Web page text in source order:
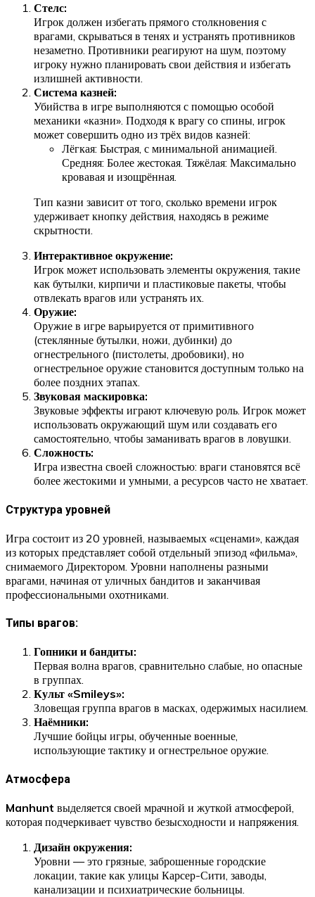
Стелс:
Игрок должен избегать прямого столкновения с
врагами, скрываться в тенях и устранять противников
незаметно. Противники реагируют на шум, поэтому
игроку нужно планировать свои действия и избегать
излишней активности.
Система казней:
Убийства в игре выполняются с помощью особой
механики «казни». Подходя к врагу со спины, игрок
может совершить одно из трёх видов казней:
Лёгкая: Быстрая, с минимальной анимацией.
Средняя: Более жестокая. Тяжёлая: Максимально
кровавая и изощрённая.
Тип казни зависит от того, сколько времени игрок
удерживает кнопку действия, находясь в режиме
скрытности.
Интерактивное окружение:
Игрок может использовать элементы окружения, такие
как бутылки, кирпичи и пластиковые пакеты, чтобы
отвлекать врагов или устранять их.
Оружие:
Оружие в игре варьируется от примитивного
(стеклянные бутылки, ножи, дубинки) до
огнестрельного (пистолеты, дробовики), но
огнестрельное оружие становится доступным только на
более поздних этапах.
Звуковая маскировка:
Звуковые эффекты играют ключевую роль. Игрок может
использовать окружающий шум или создавать его
самостоятельно, чтобы заманивать врагов в ловушки.
Сложность:
Игра известна своей сложностью: враги становятся всё
более жестокими и умными, а ресурсов часто не хватает.
Структура уровней
Игра состоит из 20 уровней, называемых «сценами», каждая
из которых представляет собой отдельный эпизод «фильма»,
снимаемого Директором. Уровни наполнены разными
врагами, начиная от уличных бандитов и заканчивая
профессиональными охотниками.
Типы врагов:
Гопники и бандиты:
Первая волна врагов, сравнительно слабые, но опасные
в группах.
Культ «Smileys»:
Зловещая группа врагов в масках, одержимых насилием.
Наёмники:
Лучшие бойцы игры, обученные военные,
использующие тактику и огнестрельное оружие.
Атмосфера
Manhunt выделяется своей мрачной и жуткой атмосферой,
которая подчеркивает чувство безысходности и напряжения.
Дизайн окружения:
Уровни — это грязные, заброшенные городские
локации, такие как улицы Карсер-Сити, заводы,
канализации и психиатрические больницы.